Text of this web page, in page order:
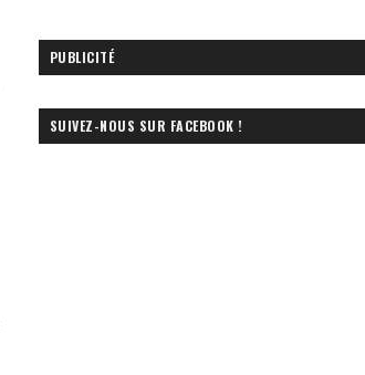
PUBLICITÉ
SUIVEZ-NOUS SUR FACEBOOK !